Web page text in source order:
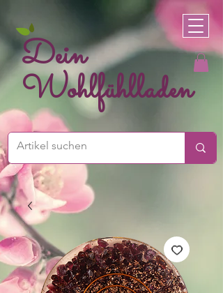
Dein
Wohlfühlladen